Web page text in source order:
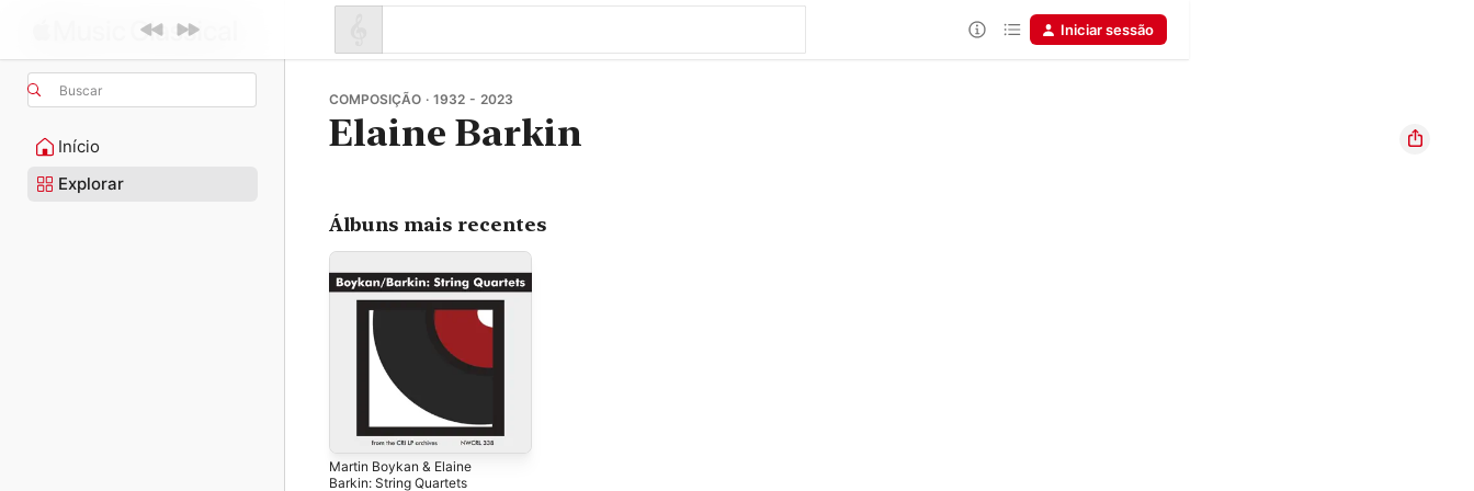
Buscar
Início
Explorar
Iniciar sessão
COMPOSIÇÃO · 1932 - 2023
Elaine Barkin
Álbuns mais recentes
Martin Boykan & Elaine
Barkin: String Quartets